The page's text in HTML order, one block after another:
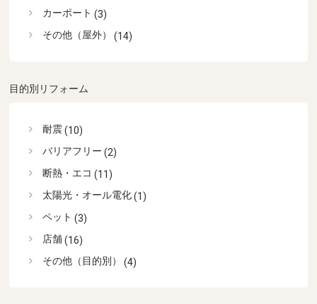
カーポート (3)
その他（屋外）
(14)
目的別リフォーム
耐震(10)
バリアフリー (2)
断熱・エコ (11)
太陽光・オール電化(1)
ペット (3)
店舗(16)
その他（目的別）
(4)